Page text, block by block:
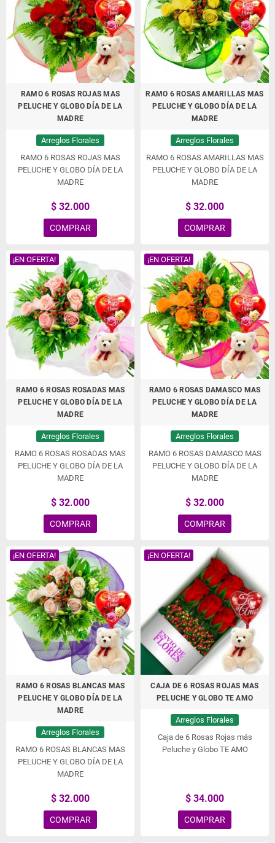
RAMO 6 ROSAS ROJAS MAS
PELUCHE Y GLOBO DÍA DE LA
MADRE
Arreglos Florales
RAMO 6 ROSAS ROJAS MAS
PELUCHE Y GLOBO DÍA DE LA
MADRE
$ 32.000
COMPRAR
RAMO 6 ROSAS AMARILLAS MAS
PELUCHE Y GLOBO DÍA DE LA
MADRE
Arreglos Florales
RAMO 6 ROSAS AMARILLAS MAS
PELUCHE Y GLOBO DÍA DE LA
MADRE
$ 32.000
COMPRAR
¡EN OFERTA!
RAMO 6 ROSAS ROSADAS MAS
PELUCHE Y GLOBO DÍA DE LA
MADRE
Arreglos Florales
RAMO 6 ROSAS ROSADAS MAS
PELUCHE Y GLOBO DÍA DE LA
MADRE
$ 32.000
COMPRAR
¡EN OFERTA!
RAMO 6 ROSAS DAMASCO MAS
PELUCHE Y GLOBO DÍA DE LA
MADRE
Arreglos Florales
RAMO 6 ROSAS DAMASCO MAS
PELUCHE Y GLOBO DÍA DE LA
MADRE
$ 32.000
COMPRAR
¡EN OFERTA!
RAMO 6 ROSAS BLANCAS MAS
PELUCHE Y GLOBO DÍA DE LA
MADRE
Arreglos Florales
RAMO 6 ROSAS BLANCAS MAS
PELUCHE Y GLOBO DÍA DE LA
MADRE
$ 32.000
COMPRAR
¡EN OFERTA!
CAJA DE 6 ROSAS ROJAS MAS
PELUCHE Y GLOBO TE AMO
Arreglos Florales
Caja de 6 Rosas Rojas más
Peluche y Globo TE AMO
$ 34.000
COMPRAR